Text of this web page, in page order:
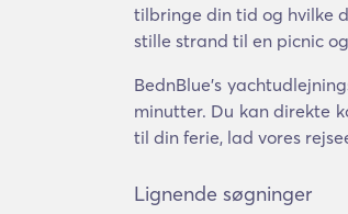
tilbringe din tid og hvilke
stille strand til en picnic
BednBlue's
minutter. Du kan direkte
til din ferie, lad vores
Lignende søgninger